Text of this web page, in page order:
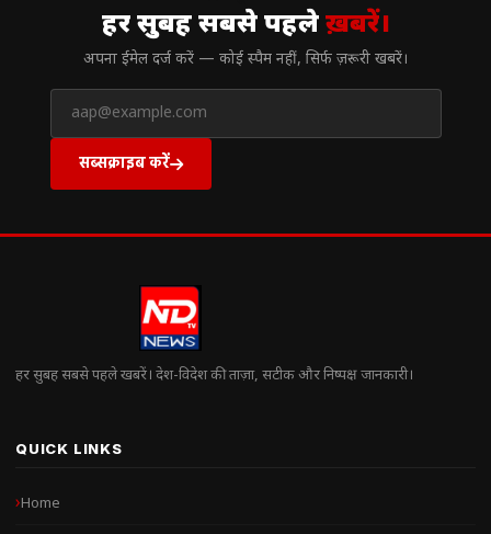
हर सुबह सबसे पहलेख़बरें।
अपना ईमेल दर्ज करें — कोई स्पैम नहीं, सिर्फ ज़रूरी खबरें।
सब्सक्राइब करें
हर सुबह सबसे पहले खबरें। देश-विदेश की ताज़ा, सटीक और निष्पक्ष जानकारी।
QUICK LINKS
Home